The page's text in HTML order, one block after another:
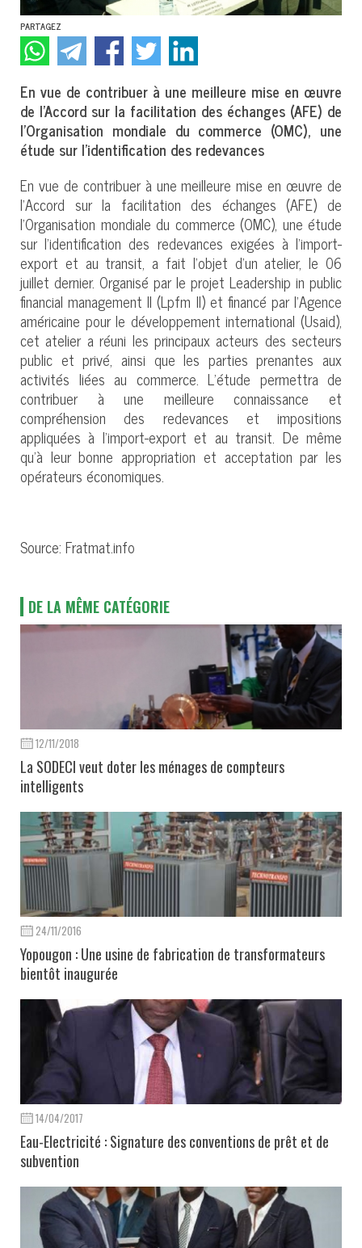
PARTAGEZ
En vue de contribuer à une meilleure mise en œuvre
de l’Accord sur la facilitation des échanges (AFE) de
l’Organisation mondiale du commerce (OMC), une
étude sur l’identification des redevances
En vue de contribuer à une meilleure mise en œuvre de
l’Accord sur la facilitation des échanges (AFE) de
l’Organisation mondiale du commerce (OMC), une étude
sur l’identification des redevances exigées à l’import-
export et au transit, a fait l’objet d’un atelier, le 06
juillet dernier. Organisé par le projet Leadership in public
financial management II (Lpfm II) et financé par l’Agence
américaine pour le développement international (Usaid),
cet atelier a réuni les principaux acteurs des secteurs
public et privé, ainsi que les parties prenantes aux
activités liées au commerce. L’étude permettra de
contribuer à une meilleure connaissance et
compréhension des redevances et impositions
appliquées à l’import-export et au transit. De même
qu’à leur bonne appropriation et acceptation par les
opérateurs économiques.
Source: Fratmat.info
DE LA MÊME CATÉGORIE
12/11/2018
La SODECI veut doter les ménages de compteurs
intelligents
24/11/2016
Yopougon : Une usine de fabrication de transformateurs
bientôt inaugurée
14/04/2017
Eau-Electricité : Signature des conventions de prêt et de
subvention